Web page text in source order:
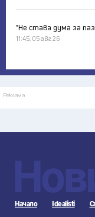
"Не става дума за
11:45, 05 авг 26
Реклама
Начало Idealisti